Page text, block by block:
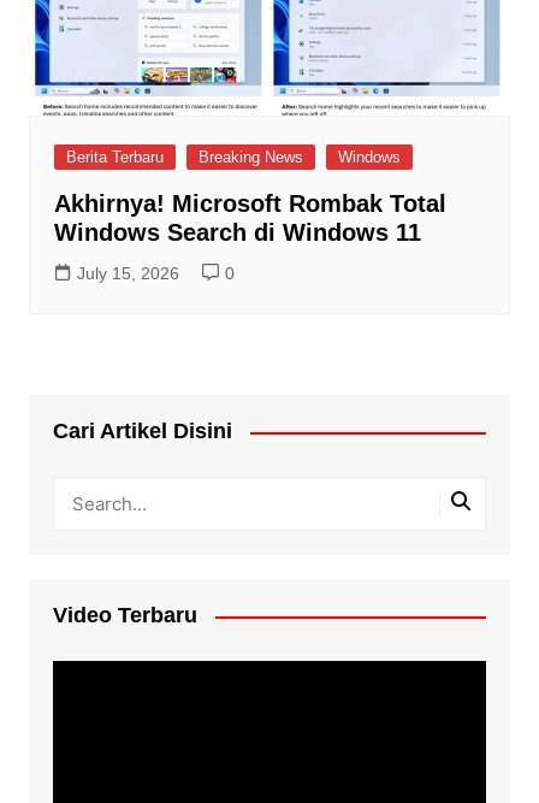
Berita Terbaru Breaking News Windows
Akhirnya! Microsoft Rombak Total
Windows Search di Windows 11
July 15, 2026 0
Cari Artikel Disini
Video Terbaru